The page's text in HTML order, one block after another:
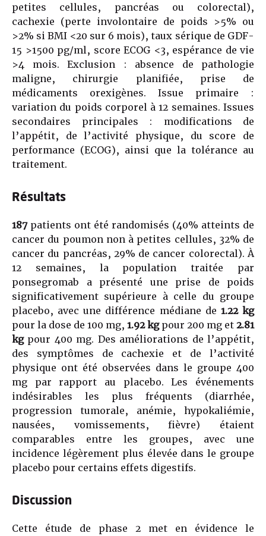
petites cellules, pancréas ou colorectal),
cachexie (perte involontaire de poids >5% ou
>2% si BMI <20 sur 6 mois), taux sérique de GDF-
15 >1500 pg/ml, score ECOG <3, espérance de vie
>4 mois. Exclusion : absence de pathologie
maligne, chirurgie planifiée, prise de
médicaments orexigènes. Issue primaire :
variation du poids corporel à 12 semaines. Issues
secondaires principales : modifications de
l’appétit, de l’activité physique, du score de
performance (ECOG), ainsi que la tolérance au
traitement.
Résultats
187 patients ont été randomisés (40% atteints de
cancer du poumon non à petites cellules, 32% de
cancer du pancréas, 29% de cancer colorectal). À
12 semaines, la population traitée par
ponsegromab a présenté une prise de poids
significativement supérieure à celle du groupe
placebo, avec une différence médiane de 1.22 kg
pour la dose de 100 mg, 1.92 kgpour 200 mg et 2.81
kgpour 400 mg. Des améliorations de l’appétit,
des symptômes de cachexie et de l’activité
physique ont été observées dans le groupe 400
mg par rapport au placebo. Les événements
indésirables les plus fréquents (diarrhée,
progression tumorale, anémie, hypokaliémie,
nausées, vomissements, fièvre) étaient
comparables entre les groupes, avec une
incidence légèrement plus élevée dans le groupe
placebo pour certains effets digestifs.
Discussion
Cette étude de phase 2 met en évidence le